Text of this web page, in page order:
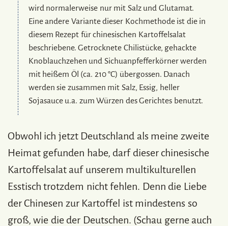
wird normalerweise nur mit Salz und Glutamat.
Eine andere Variante dieser Kochmethode ist die in
diesem Rezept für chinesischen Kartoffelsalat
beschriebene. Getrocknete Chilistücke, gehackte
Knoblauchzehen und Sichuanpfefferkörner werden
mit heißem Öl (ca. 210 °C) übergossen. Danach
werden sie zusammen mit Salz, Essig, heller
Sojasauce u.a. zum Würzen des Gerichtes benutzt.
Obwohl ich jetzt Deutschland als meine zweite
Heimat gefunden habe, darf dieser chinesische
Kartoffelsalat auf unserem multikulturellen
Esstisch trotzdem nicht fehlen. Denn die Liebe
der Chinesen zur Kartoffel ist mindestens so
groß, wie die der Deutschen. (Schau gerne auch